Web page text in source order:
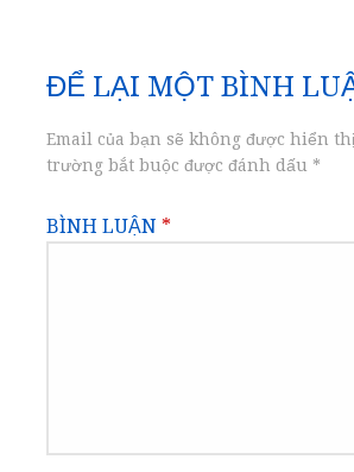
bài
viết
ĐỂ LẠI MỘT BÌNH
Email của bạn sẽ không được hiển
trường bắt buộc được đánh dấu *
BÌNH LUẬN *